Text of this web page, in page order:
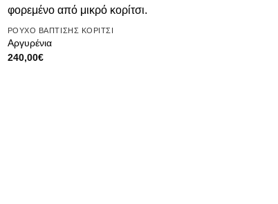
ΡΟΥΧΟ ΒΑΠΤΙΣΗΣ ΚΟΡΙΤΣΙ
Αργυρένια
240,00€